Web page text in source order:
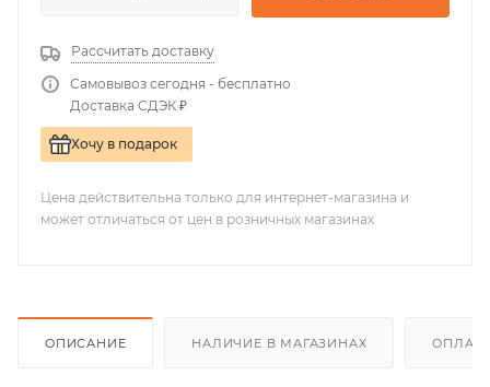
Рассчитать доставку
Самовывоз сегодня - бесплатно
Доставка СДЭК ₽
Хочу в подарок
Цена действительна только для интернет-магазина и
может отличаться от цен в розничных магазинах
ОПИСАНИЕ НАЛИЧИЕ В МАГАЗИНАХ